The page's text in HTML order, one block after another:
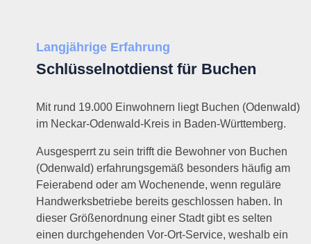
Langjährige Erfahrung
Schlüsselnotdienst für Buchen
Mit rund 19.000 Einwohnern liegt Buchen (Odenwald)
im Neckar-Odenwald-Kreis in Baden-Württemberg.
Ausgesperrt zu sein trifft die Bewohner von Buchen
(Odenwald) erfahrungsgemäß besonders häufig am
Feierabend oder am Wochenende, wenn reguläre
Handwerksbetriebe bereits geschlossen haben. In
dieser Größenordnung einer Stadt gibt es selten
einen durchgehenden Vor-Ort-Service, weshalb ein